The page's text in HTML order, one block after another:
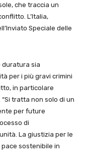
che traccia un
L’Italia,
Speciale delle
duratura sia
per i più gravi crimini
in particolare
tratta non solo di un
per future
di
La giustizia per le
sostenibile in